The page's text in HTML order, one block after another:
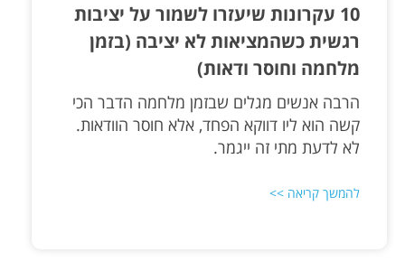
10 עקרונות שיעזרו לשמור על יציבות
רגשית כשהמציאות לא יציבה (בזמן
מלחמה וחוסר ודאות)
הרבה אנשים מגלים שבזמן מלחמה הדבר הכי
קשה הוא ליו דווקא הפחד, אלא חוסר הוודאות.
לא לדעת מתי זה ייגמר.
להמשך קריאה >>